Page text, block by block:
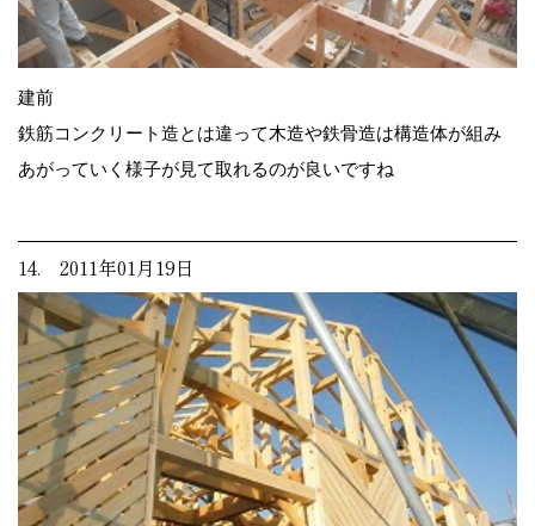
建前
鉄筋コンクリート造とは違って木造や鉄骨造は構造体が組み
あがっていく様子が見て取れるのが良いですね
14. 2011年01月19日